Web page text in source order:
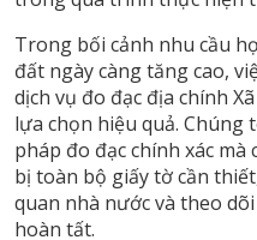
Trong bối cảnh nhu cầu
đất ngày càng tăng cao,
dịch vụ đo đạc địa chính
lựa chọn hiệu quả. Chúng
pháp đo đạc chính xác
bị toàn bộ giấy tờ cần
quan nhà nước và theo
hoàn tất.